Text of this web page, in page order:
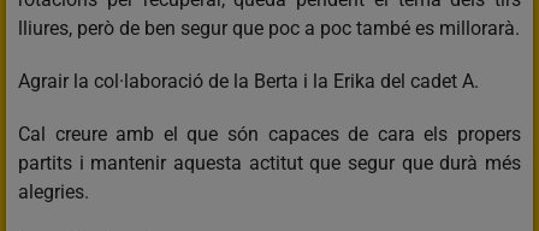
lliures, però de ben segur que poc a poc també es millorarà.
Agrair la col·laboració de la Berta i la Erika del cadet A.
Cal creure amb el que són capaces de cara els propers
partits i mantenir aquesta actitut que segur que durà més
alegries.